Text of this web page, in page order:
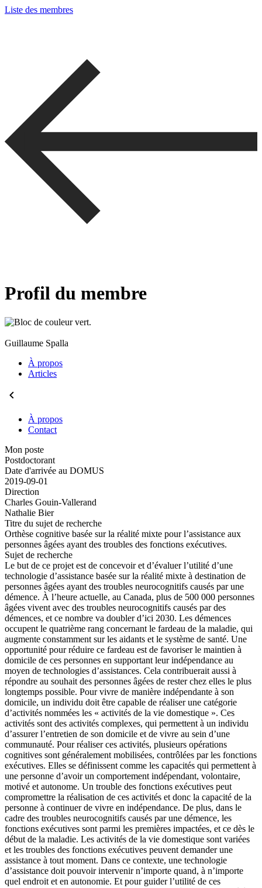
Liste des membres
Profil du membre
Guillaume Spalla
À propos
Articles
À propos
Contact
Mon poste
Postdoctorant
Date d'arrivée au DOMUS
2019-09-01
Direction
Charles Gouin-Vallerand
Nathalie Bier
Titre du sujet de recherche
Orthèse cognitive basée sur la réalité mixte pour l’assistance aux
personnes âgées ayant des troubles des fonctions exécutives.
Sujet de recherche
Le but de ce projet est de concevoir et d’évaluer l’utilité d’une
technologie d’assistance basée sur la réalité mixte à destination de
personnes âgées ayant des troubles neurocognitifs causés par une
démence. À l’heure actuelle, au Canada, plus de 500 000 personnes
âgées vivent avec des troubles neurocognitifs causés par des
démences, et ce nombre va doubler d’ici 2030. Les démences
occupent le quatrième rang concernant le fardeau de la maladie, qui
augmente constamment sur les aidants et le système de santé. Une
opportunité pour réduire ce fardeau est de favoriser le maintien à
domicile de ces personnes en supportant leur indépendance au
moyen de technologies d’assistances. Cela contribuerait aussi à
répondre au souhait des personnes âgées de rester chez elles le plus
longtemps possible. Pour vivre de manière indépendante à son
domicile, un individu doit être capable de réaliser une catégorie
d’activités nommées les « activités de la vie domestique ». Ces
activités sont des activités complexes, qui permettent à un individu
d’assurer l’entretien de son domicile et de vivre au sein d’une
communauté. Pour réaliser ces activités, plusieurs opérations
cognitives sont généralement mobilisées, contrôlées par les fonctions
exécutives. Elles se définissent comme les capacités qui permettent à
une personne d’avoir un comportement indépendant, volontaire,
motivé et autonome. Un trouble des fonctions exécutives peut
compromettre la réalisation de ces activités et donc la capacité de la
personne à continuer de vivre en indépendance. De plus, dans le
cadre des troubles neurocognitifs causés par une démence, les
fonctions exécutives sont parmi les premières impactées, et ce dès le
début de la maladie. Les activités de la vie domestique sont variées
et les troubles des fonctions exécutives peuvent demander une
assistance à tout moment. Dans ce contexte, une technologie
d’assistance doit pouvoir intervenir n’importe quand, à n’importe
quel endroit et en autonomie. Et pour guider l’utilité de ces